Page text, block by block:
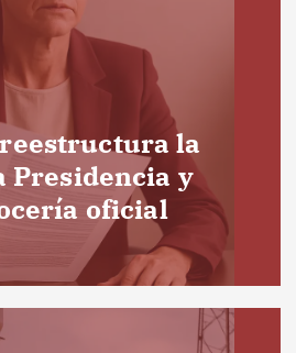
la
Presidencia y
oficial